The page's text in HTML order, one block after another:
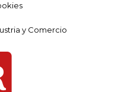
y Comercio